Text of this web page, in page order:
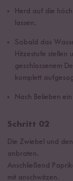
Herd auf die
lassen.
Sobald das
Hitzestufe stellen
geschlossenem
komplett
Nach Belieben
Schritt 02
Die Zwiebel und
anbraten.
Anschließend
mit anschwitzen.